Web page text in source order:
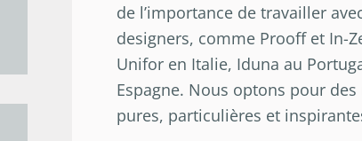
de l’importance de travailler
designers, comme Prooff et In-
Unifor en Italie, Iduna au
Espagne. Nous optons pour
pures, particulières et